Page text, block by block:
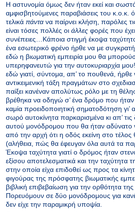
Η αστυνομία όμως δεν ήταν εκεί και σωστά
αμφισβητούμενες παραβιάσεις του κ.ο.κ.
τελικά πάντα να παίρνει κλήση, παρόλες
είναι τόσες πολλές οι άλλες φορές που
συνέπειες…Κάποια στιγμή έκοψα
ένα εσωτερικό φρένο ήρθε να με
εδώ η βιωματική εμπειρία μου θα
υπερηφανευτώ για την αυτοκυριαρχία
εδώ γιατί, σύντομα, απ’ το πουθενά, ήρθε
αντικειμενική τάξη πραγμάτων στο
παίξει κανέναν απολύτως ρόλο με τη
βρέθηκα να οδηγώ σ’ ένα δρόμο που ήταν
καμία προειδοποιητική σηματοδότηση γι’
σωρό αυτοκίνητα παρκαρισμένα κι απ’ τις
αυτού μονόδρομου που θα ήταν αδύνατο
από την αρχή ότι η οδός εκείνη στο τέλος
(αλήθεια, πώς θα έφευγαν όλα αυτά τα
Έκοψα ταχύτητα γιατί ο δρόμος ήταν
εξίσου αποτελεσματικά και την ταχύτητα
στην οποία είχα επιδοθεί ως προς τα
φιγούρας της πρόσφατης βιωματικής
βιβλική επιβεβαίωση για την ορθότητα
Πορευόμουν σε δύο μονόδρομους για
δεν είχε την παραμικρή υποψία.